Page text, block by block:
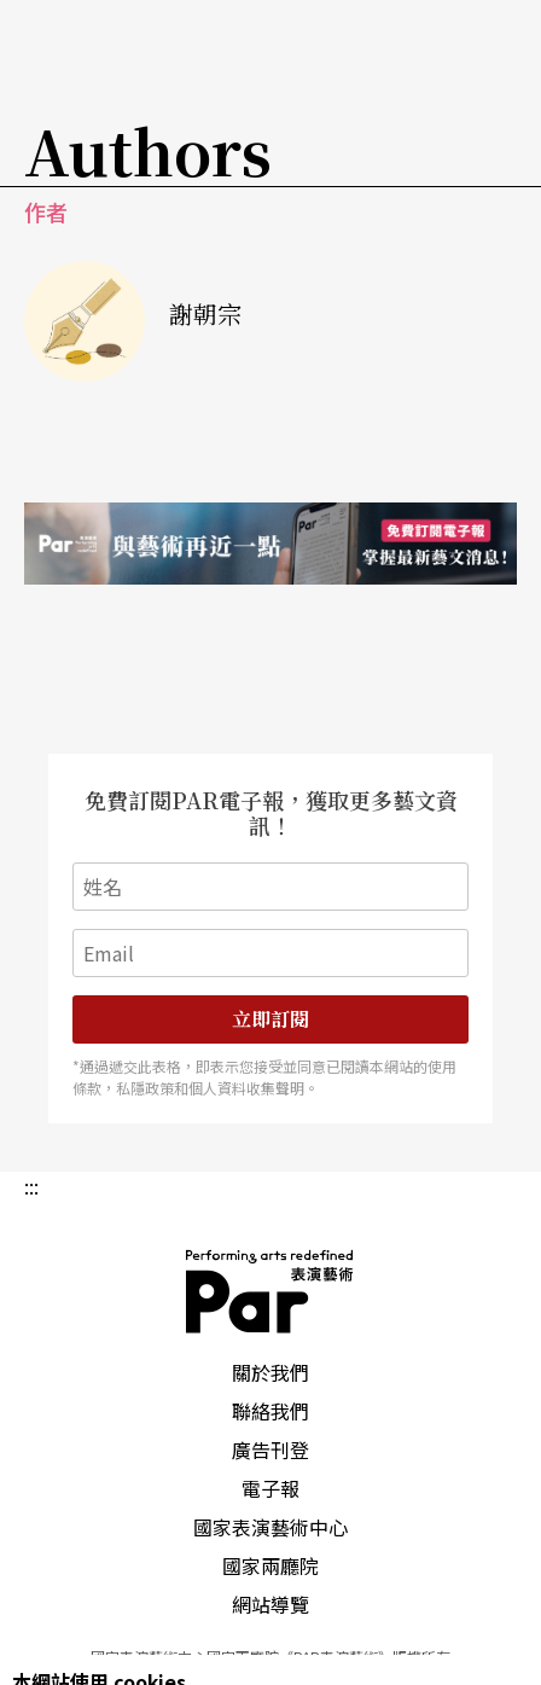
Authors
作者
謝朝宗
免費訂閱PAR電子報，獲取更多藝文資
訊！
立即訂閱
*通過遞交此表格，即表示您接受並同意已閱讀本網站的使用
條款，私隱政策和個人資料收集聲明。
:::
關於我們
聯絡我們
廣告刊登
電子報
國家表演藝術中心
國家兩廳院
網站導覽
國家表演藝術中心國家兩廳院《PAR表演藝術》版權所有